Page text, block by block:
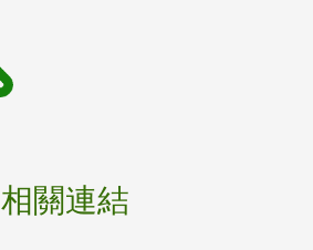
相關連結